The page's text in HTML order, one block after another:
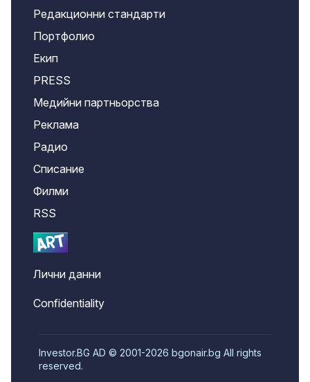
Редакционни стандарти
Портфолио
Екип
PRESS
Медийни партньорства
Реклама
Радио
Списание
Филми
RSS
Лични данни
Confidentiality
Investor.BG AD © 2001-2026 bgonair.bg All rights
reserved.